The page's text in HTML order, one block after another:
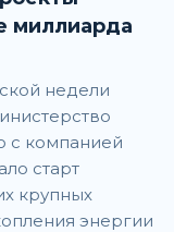
миллиарда
недели
с компанией
старт
крупных
энергии